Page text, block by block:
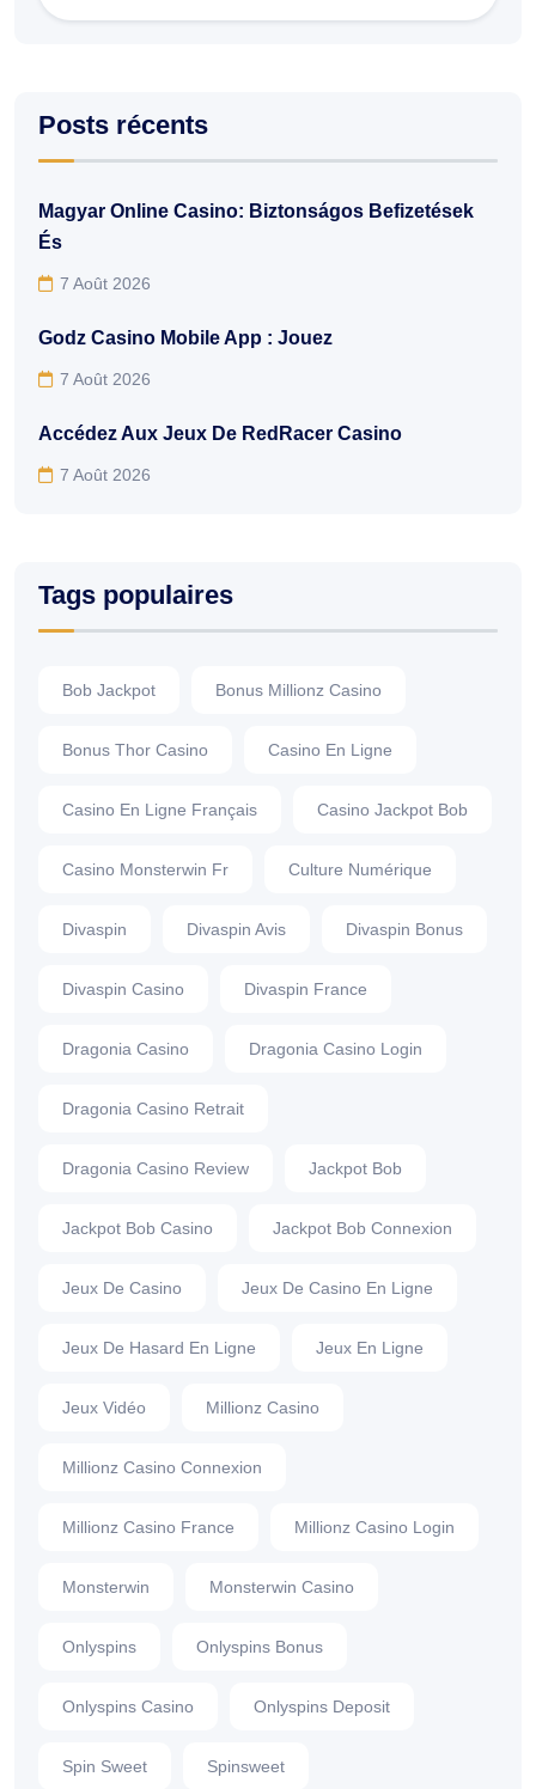
Posts récents
Magyar Online Casino: Biztonságos Befizetések
És
7 Août 2026
Godz Casino Mobile App : Jouez
7 Août 2026
Accédez Aux Jeux De RedRacer Casino
7 Août 2026
Tags populaires
Bob Jackpot Bonus Millionz Casino
Bonus Thor Casino Casino En Ligne
Casino En Ligne Français Casino Jackpot Bob
Casino Monsterwin Fr Culture Numérique
Divaspin Divaspin Avis Divaspin Bonus
Divaspin Casino Divaspin France
Dragonia Casino Dragonia Casino Login
Dragonia Casino Retrait
Dragonia Casino Review Jackpot Bob
Jackpot Bob Casino Jackpot Bob Connexion
Jeux De Casino Jeux De Casino En Ligne
Jeux De Hasard En Ligne Jeux En Ligne
Jeux Vidéo Millionz Casino
Millionz Casino Connexion
Millionz Casino France Millionz Casino Login
Monsterwin Monsterwin Casino
Onlyspins Onlyspins Bonus
Onlyspins Casino Onlyspins Deposit
Spin Sweet Spinsweet